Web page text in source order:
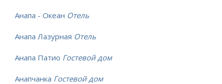
Анапа - Океан Отель
Анапа Лазурная Отель
Анапа Патио Гостевой дом
Анапчанка Гостевой дом